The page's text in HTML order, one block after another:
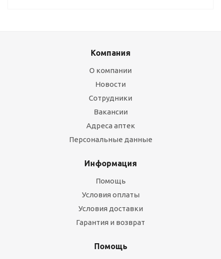
Компания
О компании
Новости
Сотрудники
Вакансии
Адреса аптек
Персональные данные
Информация
Помощь
Условия оплаты
Условия доставки
Гарантия и возврат
Помощь